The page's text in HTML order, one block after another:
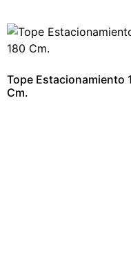
Tope Estacionamiento
Cm.